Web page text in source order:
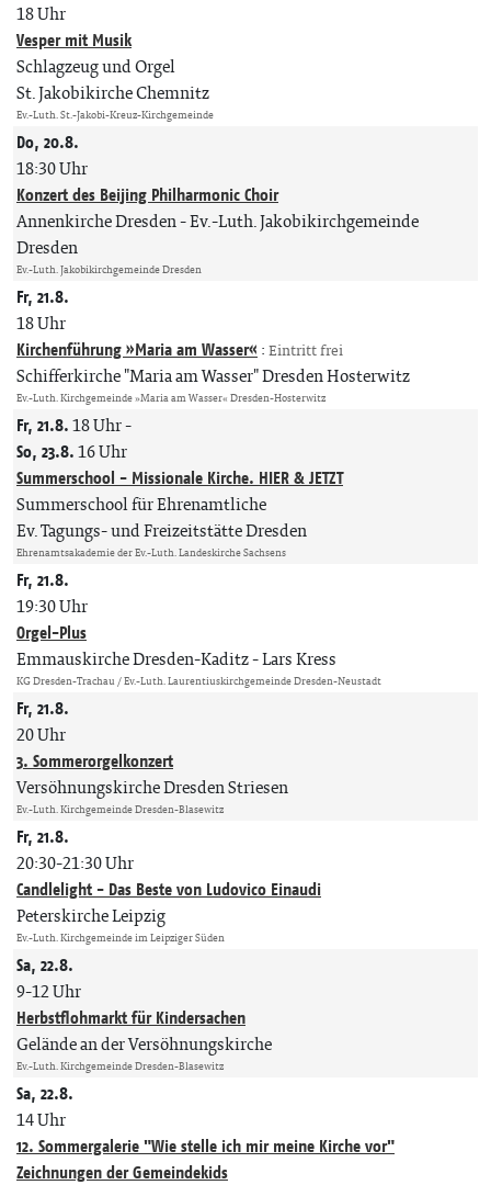
18 Uhr
Vesper mit Musik
Schlagzeug und Orgel
St. Jakobikirche Chemnitz
Ev.-Luth. St.-Jakobi-Kreuz-Kirchgemeinde
Do, 20.8.
18:30 Uhr
Konzert des Beijing Philharmonic Choir
Annenkirche Dresden Ev.-Luth. Jakobikirchgemeinde
Dresden
Ev.-Luth. Jakobikirchgemeinde Dresden
Fr, 21.8.
18 Uhr
Kirchenführung »Maria am Wasser« : Eintritt frei
Schifferkirche "Maria am Wasser" Dresden Hosterwitz
Ev.-Luth. Kirchgemeinde »Maria am Wasser« Dresden-Hosterwitz
Fr, 21.8.18 Uhr-
So, 23.8.16 Uhr
Summerschool - Missionale Kirche. HIER & JETZT
Summerschool für Ehrenamtliche
Ev. Tagungs- und Freizeitstätte Dresden
Ehrenamtsakademie der Ev.-Luth. Landeskirche Sachsens
Fr, 21.8.
19:30 Uhr
Orgel-Plus
Emmauskirche Dresden-Kaditz Lars Kress
KG Dresden-Trachau / Ev.-Luth. Laurentiuskirchgemeinde Dresden-Neustadt
Fr, 21.8.
20 Uhr
3. Sommerorgelkonzert
Versöhnungskirche Dresden Striesen
Ev.-Luth. Kirchgemeinde Dresden-Blasewitz
Fr, 21.8.
20:30-21:30 Uhr
Candlelight - Das Beste von Ludovico Einaudi
Peterskirche Leipzig
Ev.-Luth. Kirchgemeinde im Leipziger Süden
Sa, 22.8.
9-12 Uhr
Herbstflohmarkt für Kindersachen
Gelände an der Versöhnungskirche
Ev.-Luth. Kirchgemeinde Dresden-Blasewitz
Sa, 22.8.
14 Uhr
12. Sommergalerie "Wie stelle ich mir meine Kirche vor"
Zeichnungen der Gemeindekids